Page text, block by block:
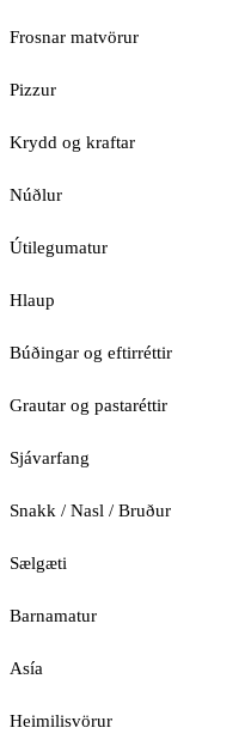
Frosnar matvörur
Pizzur
Krydd og kraftar
Núðlur
Útilegumatur
Hlaup
Búðingar og eftirréttir
Grautar og pastaréttir
Sjávarfang
Snakk / Nasl / Bruður
Sælgæti
Barnamatur
Asía
Heimilisvörur